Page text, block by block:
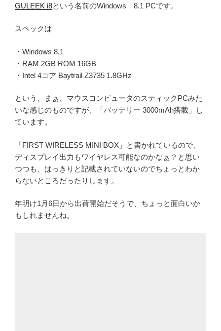
GULEEK i8という名前のWindows 8.1 PCです。
スペックは
・Windows 8.1
・RAM 2GB ROM 16GB
・Intel 4コア Baytrail Z3735 1.8GHz
という、まぁ、マウスコンピュータのスティックPCみた
いな感じのものですが、「バッテリー 3000mAh搭載」し
ています。
「FIRST WIRELESS MINI BOX」と書かれているので、
ディスプレイ出力もワイヤレス可能なのかなぁ？と思い
つつも、はっきりと記載されていないのでちょっとわか
らないところだったりします。
年明け1月6日から出荷開始だそうで、ちょっと面白いか
もしれませんね。